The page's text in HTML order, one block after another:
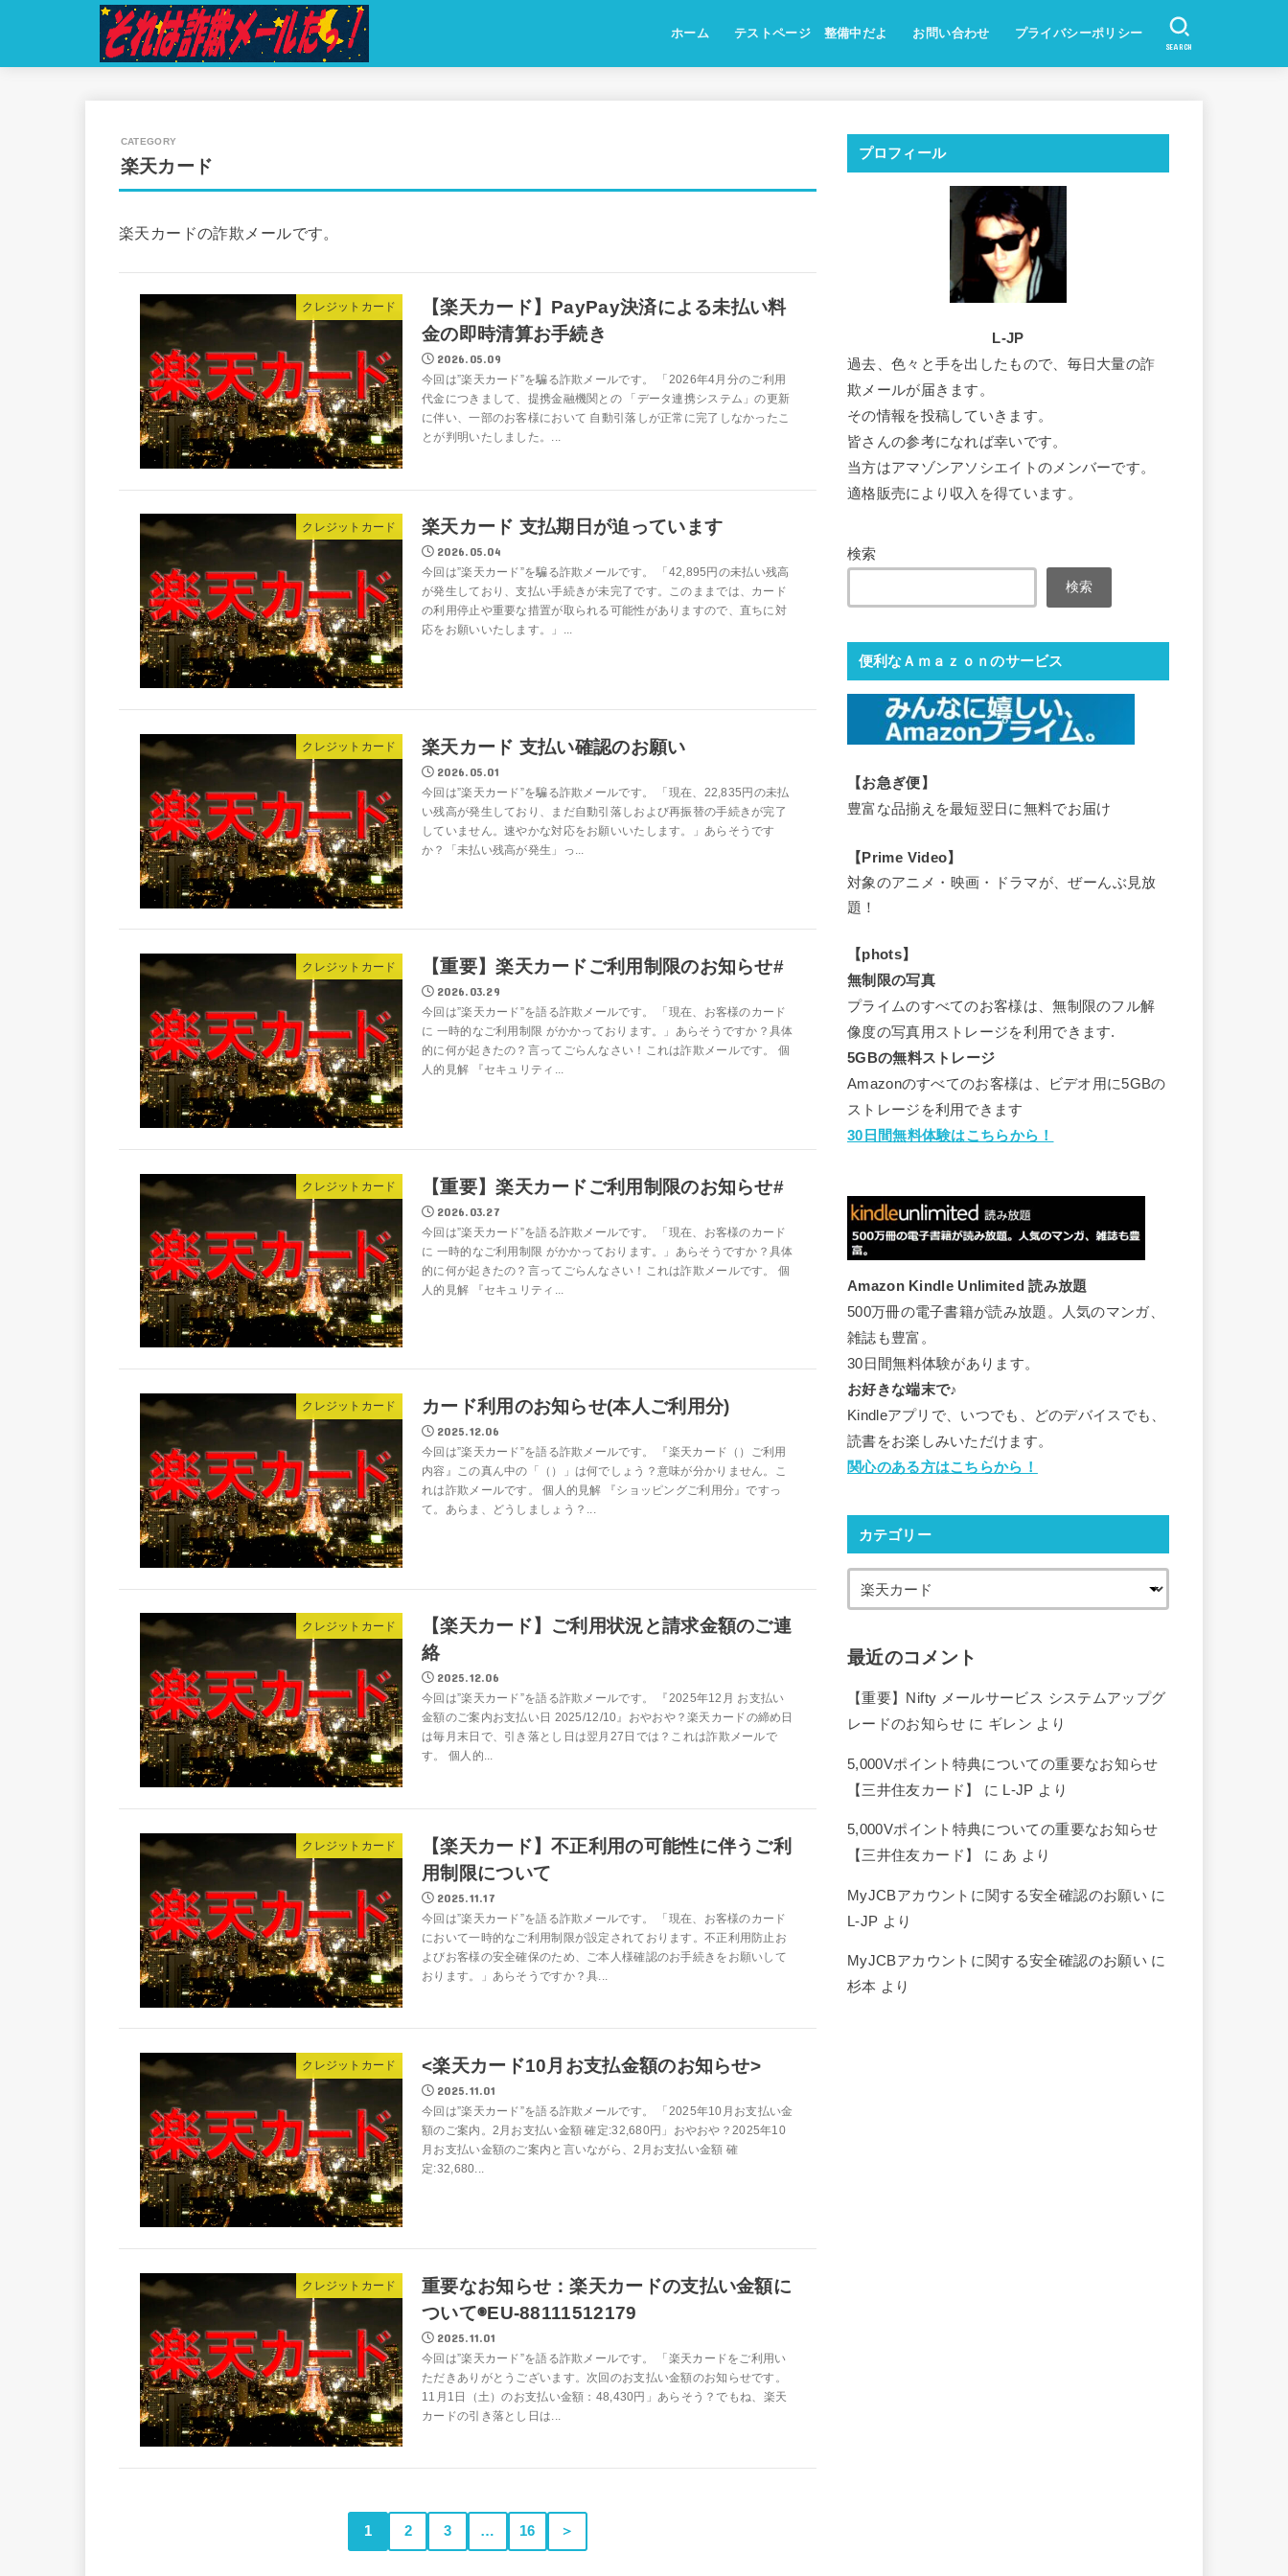
ホーム テストページ 整備中だよ お問い合わせ プライバシーポリシー
SEARCH
楽天カード
楽天カードの詐欺メールです。
クレジットカード
【楽天カード】PayPay決済による未払い料
金の即時清算お手続き
2026.05.09
今回は”楽天カード”を騙る詐欺メールです。 「2026年4月分のご利用
代金につきまして、提携金融機関との 「データ連携システム」の更新
に伴い、一部のお客様において 自動引落しが正常に完了しなかったこ
とが判明いたしました。...
クレジットカード 楽天カード 支払期日が迫っています
2026.05.04
今回は”楽天カード”を騙る詐欺メールです。 「42,895円の未払い残高
が発生しており、支払い手続きが未完了です。このままでは、カード
の利用停止や重要な措置が取られる可能性がありますので、直ちに対
応をお願いいたします。」...
クレジットカード 楽天カード 支払い確認のお願い
2026.05.01
今回は”楽天カード”を騙る詐欺メールです。 「現在、22,835円の未払
い残高が発生しており、まだ自動引落しおよび再振替の手続きが完了
していません。速やかな対応をお願いいたします。」あらそうです
か？「未払い残高が発生」っ...
クレジットカード 【重要】楽天カードご利用制限のお知らせ#
2026.03.29
今回は”楽天カード”を語る詐欺メールです。 「現在、お客様のカード
に 一時的なご利用制限 がかかっております。」あらそうですか？具体
的に何が起きたの？言ってごらんなさい！これは詐欺メールです。 個
人的見解 『セキュリティ...
クレジットカード 【重要】楽天カードご利用制限のお知らせ#
2026.03.27
今回は”楽天カード”を語る詐欺メールです。 「現在、お客様のカード
に 一時的なご利用制限 がかかっております。」あらそうですか？具体
的に何が起きたの？言ってごらんなさい！これは詐欺メールです。 個
人的見解 『セキュリティ...
クレジットカード カード利用のお知らせ(本人ご利用分)
2025.12.06
今回は”楽天カード”を語る詐欺メールです。 『楽天カード（）ご利用
内容』この真ん中の「（）」は何でしょう？意味が分かりません。こ
れは詐欺メールです。 個人的見解 『ショッピングご利用分』ですっ
て。あらま、どうしましょう？...
クレジットカード
【楽天カード】ご利用状況と請求金額のご連
絡
2025.12.06
今回は”楽天カード”を語る詐欺メールです。 『2025年12月 お支払い
金額のご案内お支払い日 2025/12/10』おやおや？楽天カードの締め日
は毎月末日で、引き落とし日は翌月27日では？これは詐欺メールで
す。 個人的...
クレジットカード
【楽天カード】不正利用の可能性に伴うご利
用制限について
2025.11.17
今回は”楽天カード”を語る詐欺メールです。 「現在、お客様のカード
において一時的なご利用制限が設定されております。不正利用防止お
よびお客様の安全確保のため、ご本人様確認のお手続きをお願いして
おります。」あらそうですか？具...
クレジットカード <楽天カード10月お支払金額のお知らせ>
2025.11.01
今回は”楽天カード”を語る詐欺メールです。 「2025年10月お支払い金
額のご案内。2月お支払い金額 確定:32,680円」おやおや？2025年10
月お支払い金額のご案内と言いながら、2月お支払い金額 確
定:32,680...
クレジットカード
重要なお知らせ：楽天カードの支払い金額に
ついて◉EU-88111512179
2025.11.01
今回は”楽天カード”を語る詐欺メールです。 「楽天カードをご利用い
ただきありがとうございます。次回のお支払い金額のお知らせです。
11月1日（土）のお支払い金額：48,430円」あらそう？でもね、楽天
カードの引き落とし日は...
1 2 3 … 16 ＞
プロフィール
L-JP
過去、色々と手を出したもので、毎日大量の詐
欺メールが届きます。
その情報を投稿していきます。
皆さんの参考になれば幸いです。
当方はアマゾンアソシエイトのメンバーです。
適格販売により収入を得ています。
検索
検索
便利なＡｍａｚｏｎのサービス
【お急ぎ便】
豊富な品揃えを最短翌日に無料でお届け
【Prime Video】
対象のアニメ・映画・ドラマが、ぜーんぶ見放
題！
【phots】
無制限の写真
プライムのすべてのお客様は、無制限のフル解
像度の写真用ストレージを利用できます.
5GBの無料ストレージ
Amazonのすべてのお客様は、ビデオ用に5GBの
ストレージを利用できます
30日間無料体験はこちらから！
Amazon Kindle Unlimited 読み放題
500万冊の電子書籍が読み放題。人気のマンガ、
雑誌も豊富。
30日間無料体験があります。
お好きな端末で♪
Kindleアプリで、いつでも、どのデバイスでも、
読書をお楽しみいただけます。
関心のある方はこちらから！
カテゴリー
最近のコメント
【重要】Nifty メールサービス システムアップグ
レードのお知らせに ギレン より
5,000Vポイント特典についての重要なお知らせ
【三井住友カード】
に L-JP より
5,000Vポイント特典についての重要なお知らせ
【三井住友カード】
に あ より
MyJCBアカウントに関する安全確認のお願い に
L-JP より
MyJCBアカウントに関する安全確認のお願い に
杉本 より